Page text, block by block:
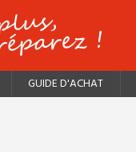
GUIDE D'ACHAT